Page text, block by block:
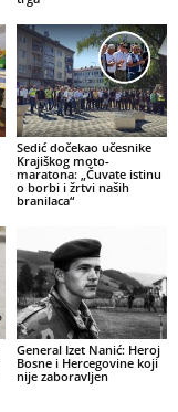
Sedić dočekao učesnike
Krajiškog moto-
maratona: „Čuvate istinu
o borbi i žrtvi naših
branilaca“
General Izet Nanić: Heroj
Bosne i Hercegovine koji
nije zaboravljen